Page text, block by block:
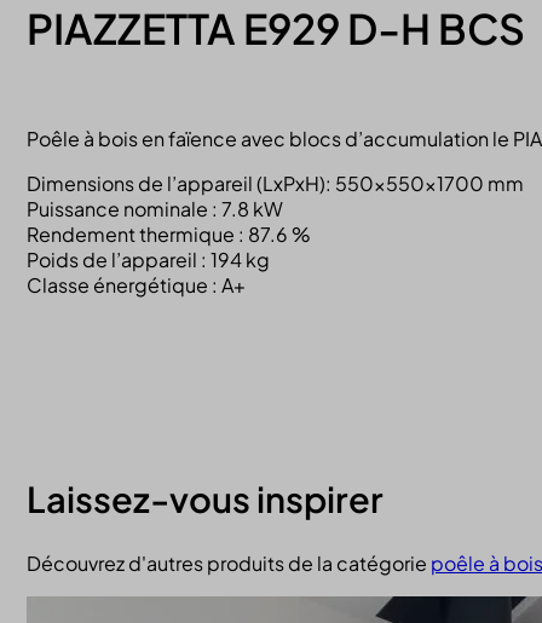
PIAZZETTA E929 D-H BCS
Poêle à bois en faïence avec blocs d’accumulation le
Dimensions de l’appareil (LxPxH): 550x550x1700 mm
Puissance nominale : 7.8 kW
Rendement thermique : 87.6 %
Poids de l’appareil : 194 kg
Classe énergétique : A+
Laissez-vous inspirer
Découvrez d'autres produits de la catégorie poêle à bois